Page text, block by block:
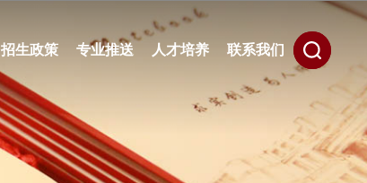
招生政策 专业推送 人才培养 联系我们